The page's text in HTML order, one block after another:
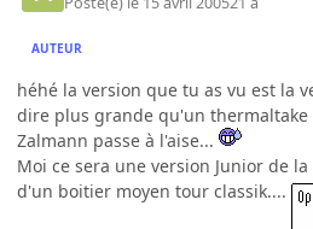
AUTEUR
héhé la version que tu as vu est la
dire plus grande qu'un
Zalmann passe à l'aise...
Moi ce sera une version Junior de
d'un boitier moyen tour classik....